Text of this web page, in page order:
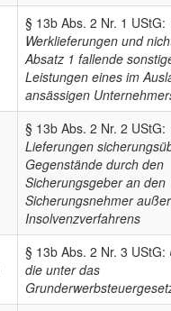
§ 13b Abs. 2 Nr. 1 UStG:
Werklieferungen und
Absatz 1 fallende
Leistungen eines im
ansässigen
§ 13b Abs. 2 Nr. 2 UStG:
Lieferungen
Gegenstände durch den
Sicherungsgeber an den
Sicherungsnehmer
Insolvenzverfahrens
§ 13b Abs. 2 Nr. 3 UStG:
die unter das